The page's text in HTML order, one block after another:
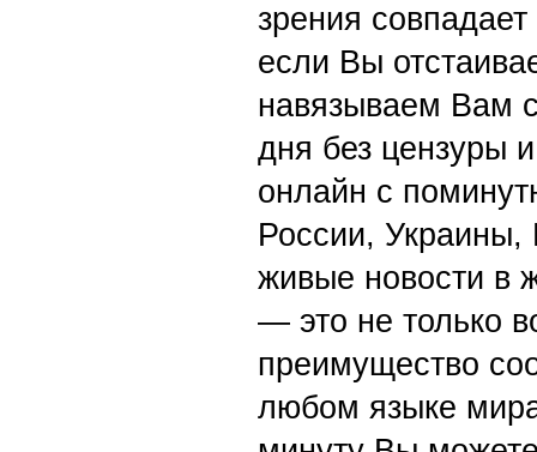
зрения
если Вы
навязываем Вам
дня без цензуры
онлайн с
России,
живые новости в
— это не только
преимущество
любом языке